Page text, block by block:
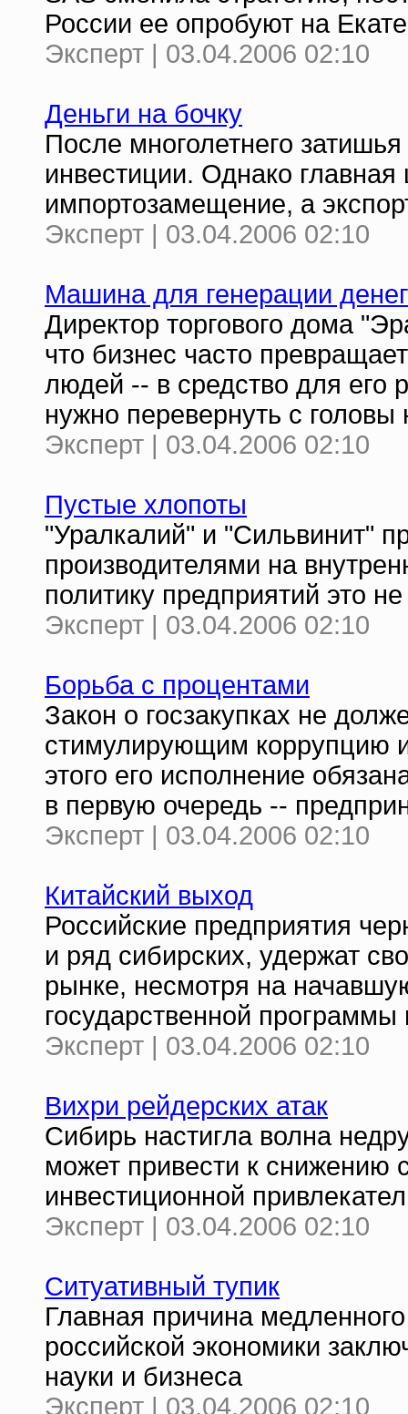
России ее опробуют на
Эксперт | 03.04.2006 02:10
Деньги на бочку
После многолетнего
инвестиции. Однако
импортозамещение, а
Эксперт | 03.04.2006 02:10
Машина для генерации
Директор торгового дома
что бизнес часто
людей -- в средство для его
нужно перевернуть с головы
Эксперт | 03.04.2006 02:10
Пустые хлопоты
"Уралкалий" и "Сильвинит"
производителями на
политику предприятий это
Эксперт | 03.04.2006 02:10
Борьба с процентами
Закон о госзакупках не
стимулирующим коррупцию
этого его исполнение
в первую очередь --
Эксперт | 03.04.2006 02:10
Китайский выход
Российские предприятия
и ряд сибирских, удержат
рынке, несмотря на
государственной программы
Эксперт | 03.04.2006 02:10
Вихри рейдерских атак
Сибирь настигла волна
может привести к снижению
инвестиционной
Эксперт | 03.04.2006 02:10
Ситуативный тупик
Главная причина
российской экономики
науки и бизнеса
Эксперт | 03.04.2006 02:10